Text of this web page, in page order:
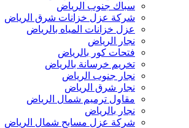
سباك جنوب الرياض
شركة عزل خزانات شرق الرياض
عزل خزانات المياه بالرياض
نجار الرياض
فتحات كور بالرياض
تخريم خرسانة بالرياض
نجار جنوب الرياض
نجار شرق الرياض
مقاول ترميم شمال الرياض
نجار بالرياض
شركة عزل مسابح شمال الرياض